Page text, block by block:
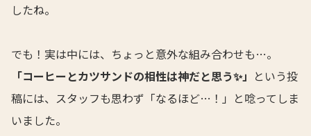
したね。
でも！実は中には、ちょっと意外な組み合わせも…。
「コーヒーとカツサンドの相性は神だと思う✨」 という投
稿には、スタッフも思わず「なるほど…！」と唸ってしま
いました。